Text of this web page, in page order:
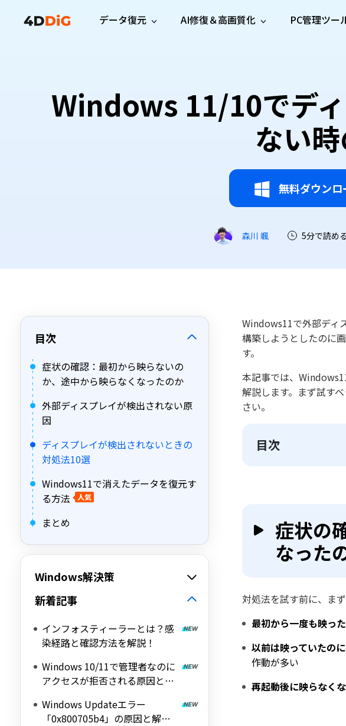
データ復元
プロ版 無料版
WhatsApp データ復元
WhatsAppのデータを復元
AI修復＆高画質化
動画修
復
音声修
復
PC管理ツー
Windows向けディスク管理ツール
重複ファイルを検出・削除
Tenorshare Cleamio
新製
品
Macを徹底クリーンアップ＆最適化
ガイド・お問い合わせ ユーザーガイドセンター
使い方ガイド
ヒントと対処法
Windows 11/10でデ
ない
無料ダウンロ
森川 颯 5分で読める
目次
症状の確認：最初から映らないの
か、途中から映らなくなったのか
外部ディスプレイが検出されない原
因
ディスプレイが検出されないときの
対処法10選
Windows11で消えたデータを復元す
る方法
人気
まとめ
Windows解決策
新着記事
インフォスティーラーとは？感
染経路と確認方法を解説！
Windows 10/11で管理者なのに
アクセスが拒否される原因と対
Windows Updateエラー
「0x800705b4」の原因と解決
Windows11で外部ディ
構築しようとしたのに
す。
本記事では、
解説します。まず試す
さい。
目次
症状の
なった
対処法を試す前に、ま
最初から一度も映っ
以前は映っていたの
作動が多い
再起動後に映らなくな